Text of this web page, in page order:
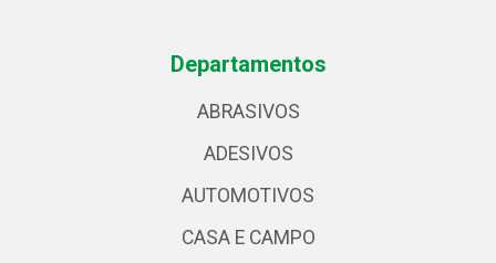
Departamentos
ABRASIVOS
ADESIVOS
AUTOMOTIVOS
CASA E CAMPO